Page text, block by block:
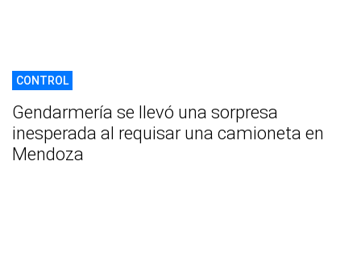
CONTROL
Gendarmería se llevó una sorpresa
inesperada al requisar una camioneta en
Mendoza